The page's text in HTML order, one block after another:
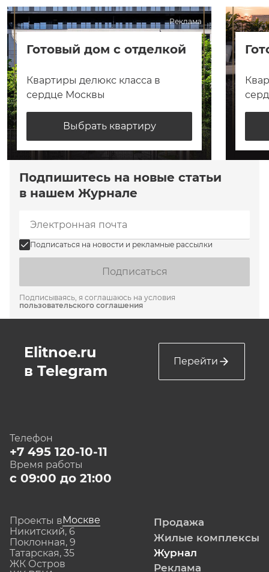
Реклама
Готовый дом с отделкой
Квартиры делюкс класса в
сердце Москвы
Выбрать квартиру
Подпишитесь на новые статьи
в нашем Журнале
Подписаться на новости и рекламные рассылки
Подписаться
Подписываясь, я соглашаюсь на условия
пользовательского соглашения
Elitnoe.ru
в Telegram
Перейти
Телефон
+7 495 120-10-11
Время работы
с 09:00 до 21:00
Проекты вМоскве
Никитский, 6
Поклонная, 9
Татарская, 35
ЖК Остров
Продажа
Жилые комплексы
Журнал
Реклама